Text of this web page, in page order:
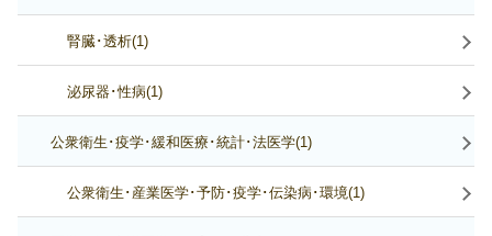
腎臓･透析(1)
泌尿器･性病(1)
公衆衛生･疫学･緩和医療･統計･法医学(1)
公衆衛生･産業医学･予防･疫学･伝染病･環境(1)